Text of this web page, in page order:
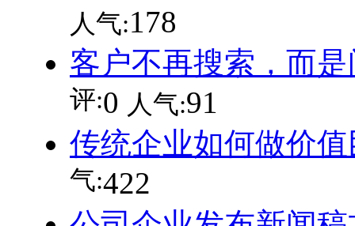
人气:178
客户不再搜索，而
评:0 人气:91
传统企业如何做价
气:422